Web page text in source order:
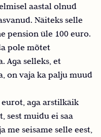
aastal olnud
Näiteks selle
pension üle 100 euro.
pole mõtet
Aga selleks, et
on vaja ka palju muud
aga arstilkäik
sest muidu ei saa
me seisame selle eest,